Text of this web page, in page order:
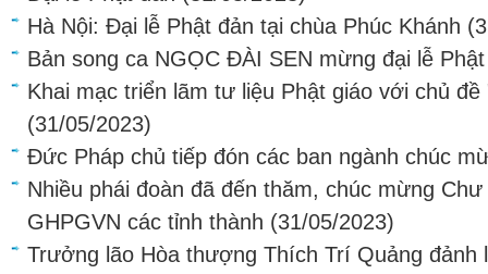
Hà Nội: Đại lễ Phật đản tại chùa Phúc Khánh
Bản song ca NGỌC ĐÀI SEN mừng đại lễ
Khai mạc triển lãm tư liệu Phật giáo với chủ
(31/05/2023)
Đức Pháp chủ tiếp đón các ban ngành chúc
Nhiều phái đoàn đã đến thăm, chúc mừng
GHPGVN các tỉnh thành (31/05/2023)
Trưởng lão Hòa thượng Thích Trí Quảng đảnh